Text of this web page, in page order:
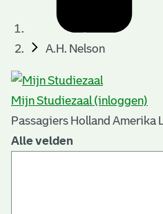
A.H. Nelson
Mijn Studiezaal (inloggen)
Passagiers Holland Amerika
Alle velden